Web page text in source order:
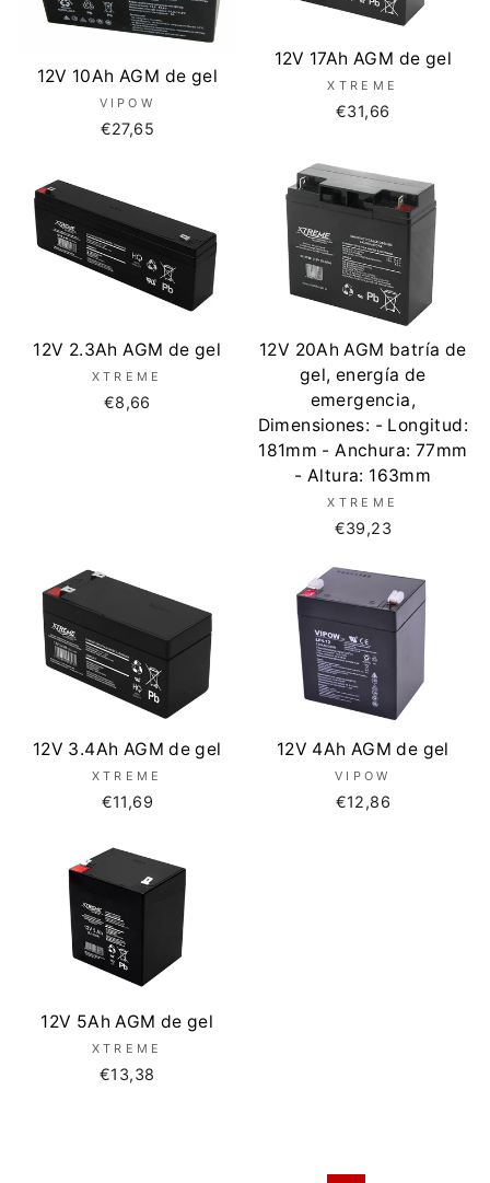
12V 10Ah AGM de gel
VIPOW
€27,65
12V 17Ah AGM de gel
XTREME
€31,66
12V 2.3Ah AGM de gel
XTREME
€8,66
12V 20Ah AGM batría de
gel, energía de
emergencia,
Dimensiones: - Longitud:
181mm - Anchura: 77mm
- Altura: 163mm
XTREME
€39,23
12V 3.4Ah AGM de gel
XTREME
€11,69
12V 4Ah AGM de gel
VIPOW
€12,86
12V 5Ah AGM de gel
XTREME
€13,38